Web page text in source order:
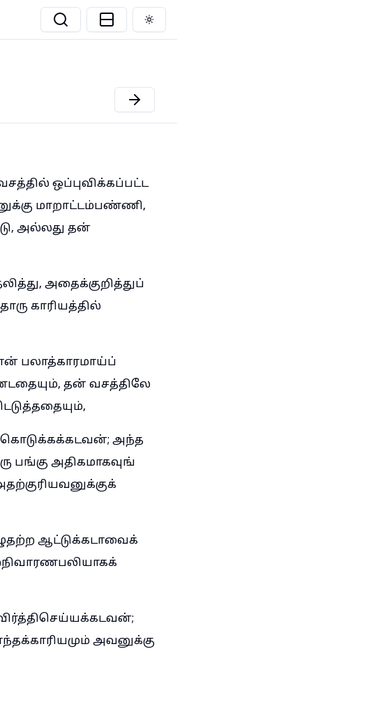
Toggle theme
ஒப்புவிக்கப்பட்ட
மாறாட்டம்பண்ணி,
அல்லது தன்
அதைக்குறித்துப்
காரியத்தில்
பலாத்காரமாய்ப்
தன் வசத்திலே
கொடுக்கக்கடவன்; அந்த
பங்கு அதிகமாகவுங்
ஆட்டுக்கடாவைக்
அவனுக்கு